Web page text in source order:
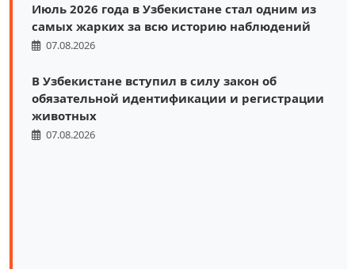
Июль 2026 года в Узбекистане стал одним из
самых жарких за всю историю наблюдений
07.08.2026
В Узбекистане вступил в силу закон об
обязательной идентификации и регистрации
животных
07.08.2026